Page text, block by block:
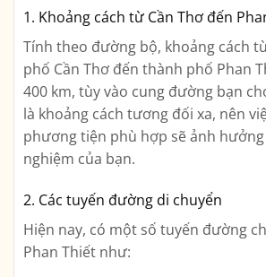
1. Khoảng cách từ Cần Thơ đến
Tính theo đường bộ, khoảng cách
phố Cần Thơ đến thành phố Phan
400 km, tùy vào cung đường bạn
là khoảng cách tương đối xa, nên
phương tiện phù hợp sẽ ảnh
nghiệm của bạn.
2. Các tuyến đường di chuyển
Hiện nay, có một số tuyến đường
Phan Thiết như: